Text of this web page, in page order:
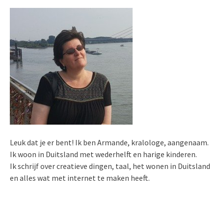
Leuk dat je er bent! Ik ben Armande, kralologe, aangenaam.
Ik woon in Duitsland met wederhelft en harige kinderen.
Ik schrijf over creatieve dingen, taal, het wonen in Duitsland
en alles wat met internet te maken heeft.